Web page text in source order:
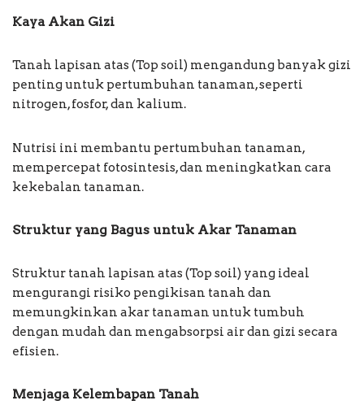
Kaya Akan Gizi
Tanah lapisan atas (Top soil) mengandung banyak gizi
penting untuk pertumbuhan tanaman, seperti
nitrogen, fosfor, dan kalium.
Nutrisi ini membantu pertumbuhan tanaman,
mempercepat fotosintesis, dan meningkatkan cara
kekebalan tanaman.
Struktur yang Bagus untuk Akar Tanaman
Struktur tanah lapisan atas (Top soil) yang ideal
mengurangi risiko pengikisan tanah dan
memungkinkan akar tanaman untuk tumbuh
dengan mudah dan mengabsorpsi air dan gizi secara
efisien.
Menjaga Kelembapan Tanah